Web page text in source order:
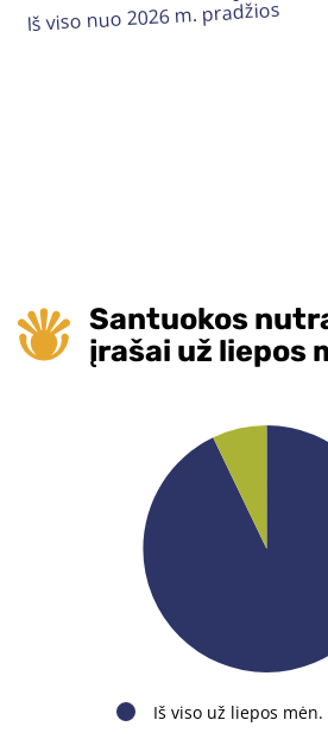
Santuokos
įrašai už liepos
Iš viso už liepos mėn.